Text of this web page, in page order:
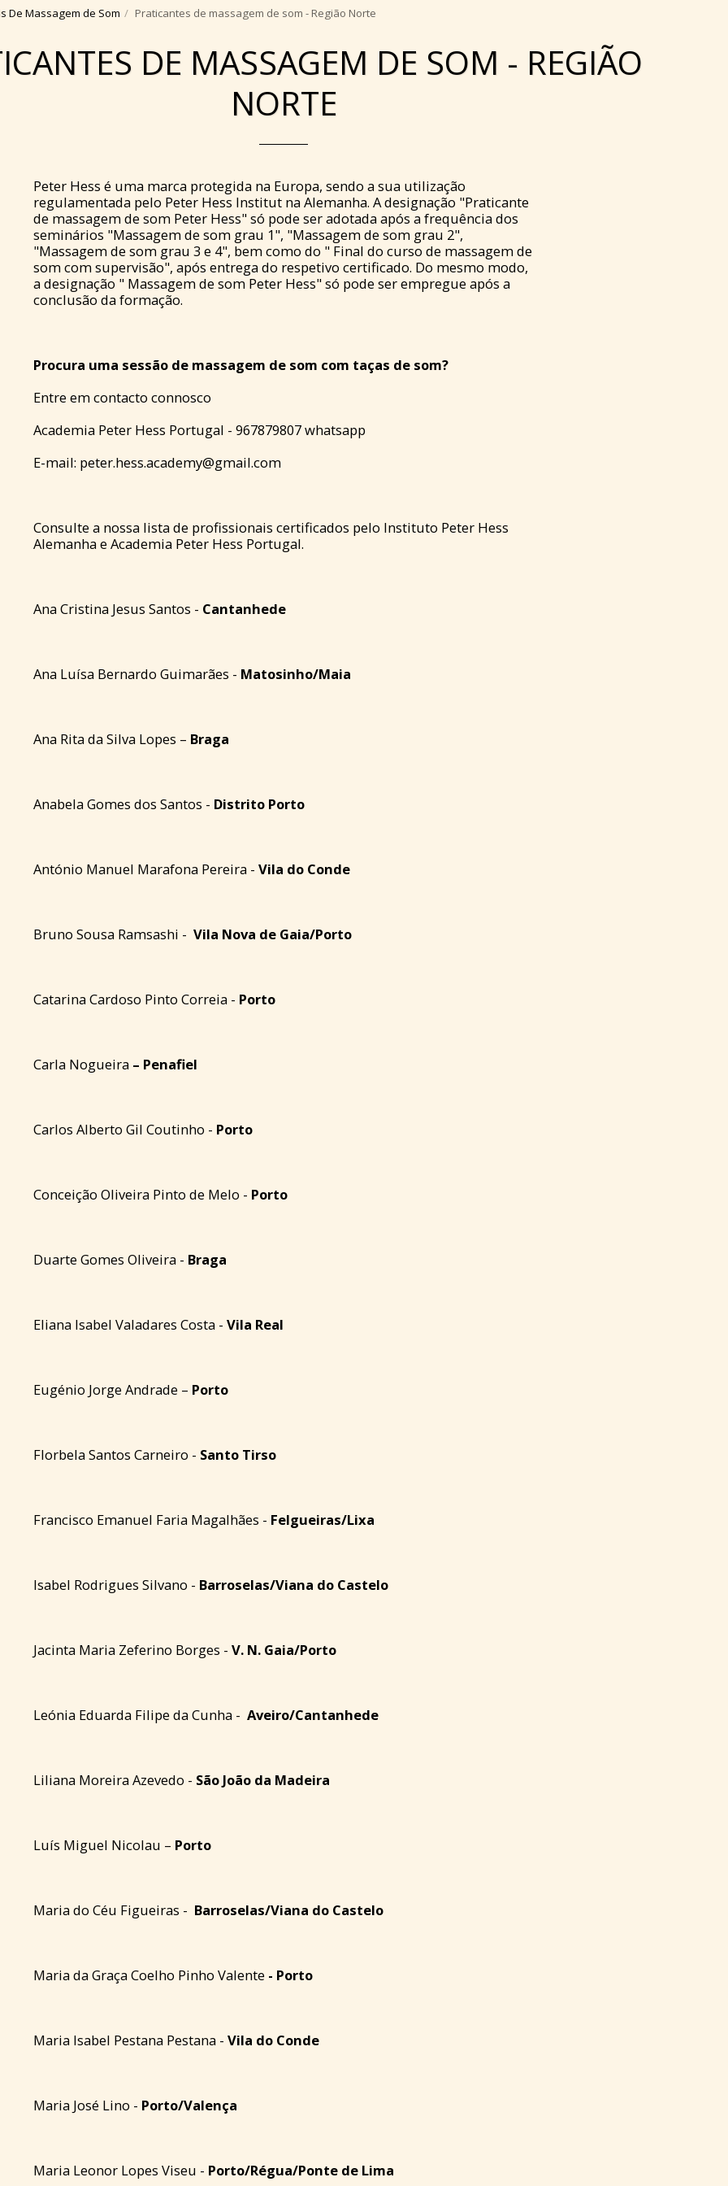
De Massagem de Som Praticantes de massagem de som - Região Norte
DE MASSAGEM DE SOM - REGIÃO
NORTE
Peter Hess é uma marca protegida na Europa, sendo a sua utilização
regulamentada pelo Peter Hess Institut na Alemanha. A designação "Praticante
de massagem de som Peter Hess" só pode ser adotada após a frequência dos
seminários "Massagem de som grau 1", "Massagem de som grau 2",
"Massagem de som grau 3 e 4", bem como do " Final do curso de massagem de
som com supervisão", após entrega do respetivo certificado. Do mesmo modo,
a designação " Massagem de som Peter Hess" só pode ser empregue após a
conclusão da formação.
Procura uma sessão de massagem de som com taças de som?
Entre em contacto connosco
Academia Peter Hess Portugal - 967879807 whatsapp
E-mail: peter.hess.academy@gmail.com
Consulte a nossa lista de profissionais certificados pelo Instituto Peter Hess
Alemanha e Academia Peter Hess Portugal.
Ana Cristina Jesus Santos - Cantanhede
Ana Luísa Bernardo Guimarães - Matosinho/Maia
Ana Rita da Silva Lopes – Braga
Anabela Gomes dos Santos - Distrito Porto
António Manuel Marafona Pereira - Vila do Conde
Bruno Sousa Ramsashi - Vila Nova de Gaia/Porto
Catarina Cardoso Pinto Correia - Porto
Carla Nogueira – Penafiel
Carlos Alberto Gil Coutinho - Porto
Conceição Oliveira Pinto de Melo - Porto
Duarte Gomes Oliveira - Braga
Eliana Isabel Valadares Costa - Vila Real
Eugénio Jorge Andrade – Porto
Florbela Santos Carneiro - Santo Tirso
Francisco Emanuel Faria Magalhães - Felgueiras/Lixa
Isabel Rodrigues Silvano - Barroselas/Viana do Castelo
Jacinta Maria Zeferino Borges - V. N. Gaia/Porto
Leónia Eduarda Filipe da Cunha - Aveiro/Cantanhede
Liliana Moreira Azevedo - São João da Madeira
Luís Miguel Nicolau – Porto
Maria do Céu Figueiras - Barroselas/Viana do Castelo
Maria da Graça Coelho Pinho Valente - Porto
Maria Isabel Pestana Pestana - Vila do Conde
Maria José Lino - Porto/Valença
Maria Leonor Lopes Viseu - Porto/Régua/Ponte de Lima